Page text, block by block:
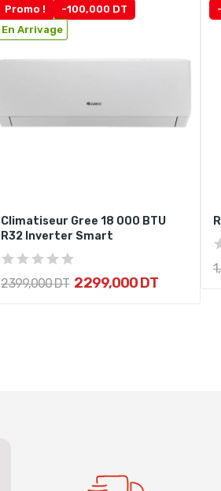
Promo !
-100,000 DT
En Arrivage
Climatiseur Gree 18 000 BTU
R32 Inverter Smart
2 399,000 DT 2 299,000 DT